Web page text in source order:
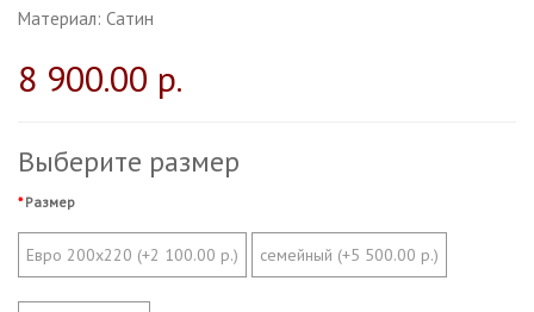
Материал: Сатин
8 900.00 р.
Выберите размер
Размер
Евро 200х220 (+2 100.00 р.) семейный (+5 500.00 р.)